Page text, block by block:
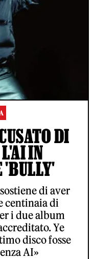
DI
IN
'BULLY'
di aver
centinaia di
i due album
Ye
disco fosse
AI»